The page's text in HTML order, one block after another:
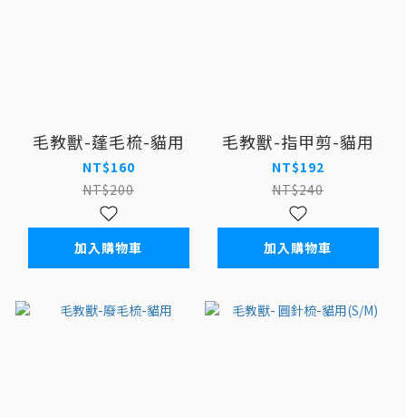
毛教獸-蓬毛梳-貓用
NT$160
NT$200
加入購物車
毛教獸-指甲剪-貓用
NT$192
NT$240
加入購物車